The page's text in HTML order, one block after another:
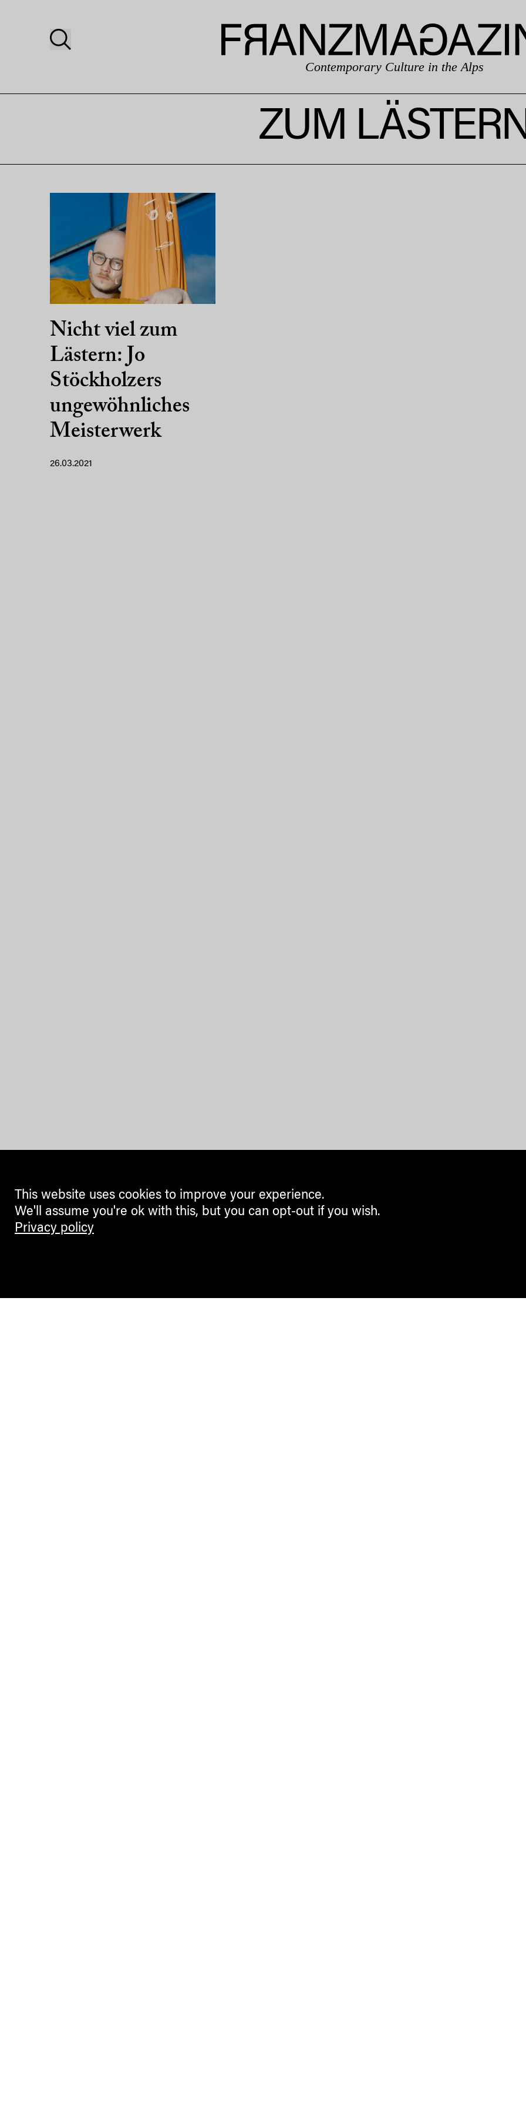
Contemporary Culture in the Alps
ZUM
Nicht viel zum
Lästern: Jo
Stöckholzers
ungewöhnliches
Meisterwerk
26.03.2021
This website uses cookies to improve your experience.
We'll assume you're ok with this, but you can opt-out if you wish.
Privacy policy